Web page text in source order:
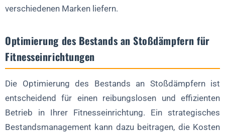
verschiedenen Marken liefern.
Optimierung des Bestands an Stoßdämpfern für
Fitnesseinrichtungen
Die Optimierung des Bestands an Stoßdämpfern ist
entscheidend für einen reibungslosen und effizienten
Betrieb in Ihrer Fitnesseinrichtung. Ein strategisches
Bestandsmanagement kann dazu beitragen, die Kosten